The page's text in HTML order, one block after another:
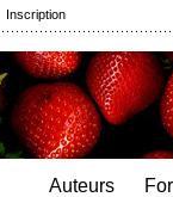
Inscription
Auteurs